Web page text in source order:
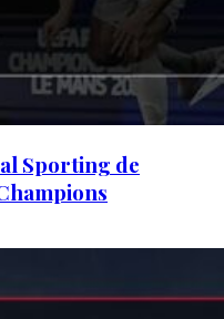
Sporting de